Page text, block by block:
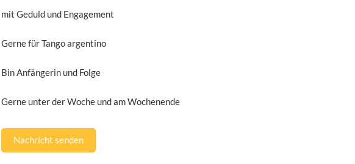
mit Geduld und Engagement
Gerne für Tango argentino
Bin Anfängerin und Folge
Gerne unter der Woche und am Wochenende
Nachricht senden